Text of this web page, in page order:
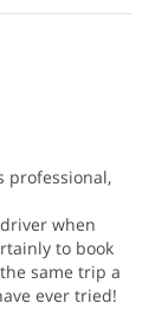
professional,
when
to book
same trip a
ever tried!